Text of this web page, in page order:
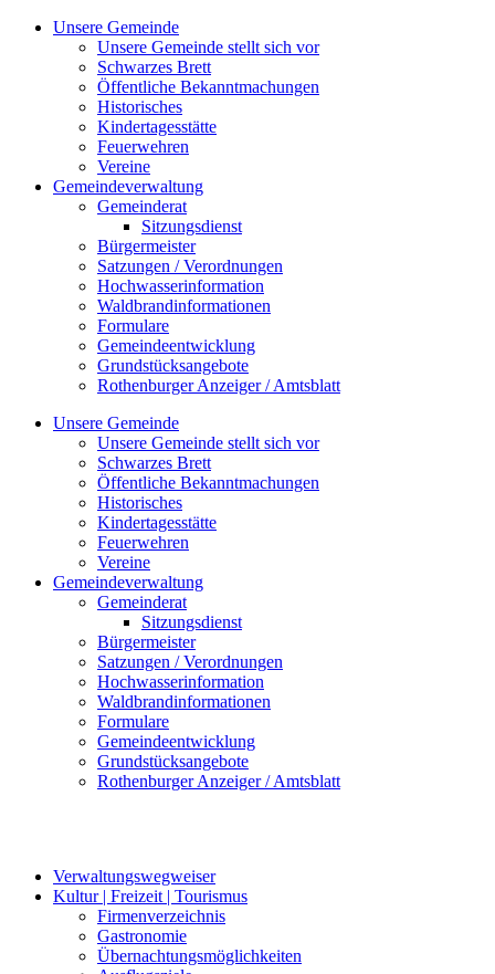
Zum
Unsere Gemeinde
Unsere Gemeinde stellt sich vor
Schwarzes Brett
Öffentliche Bekanntmachungen
Historisches
Kindertagesstätte
Feuerwehren
Vereine
Gemeindeverwaltung
Gemeinderat
Sitzungsdienst
Bürgermeister
Satzungen / Verordnungen
Hochwasserinformation
Waldbrandinformationen
Formulare
Gemeindeentwicklung
Grundstücksangebote
Rothenburger Anzeiger / Amtsblatt
Unsere Gemeinde
Unsere Gemeinde stellt sich vor
Schwarzes Brett
Öffentliche Bekanntmachungen
Historisches
Kindertagesstätte
Feuerwehren
Vereine
Gemeindeverwaltung
Gemeinderat
Sitzungsdienst
Bürgermeister
Satzungen / Verordnungen
Hochwasserinformation
Waldbrandinformationen
Formulare
Gemeindeentwicklung
Grundstücksangebote
Rothenburger Anzeiger / Amtsblatt
Verwaltungswegweiser
Kultur | Freizeit | Tourismus
Firmenverzeichnis
Gastronomie
Übernachtungsmöglichkeiten